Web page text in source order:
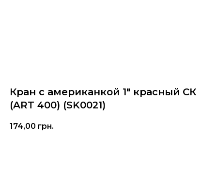
Кран с американкой 1" красный СК
(ART 400) (SK0021)
174,00 грн.